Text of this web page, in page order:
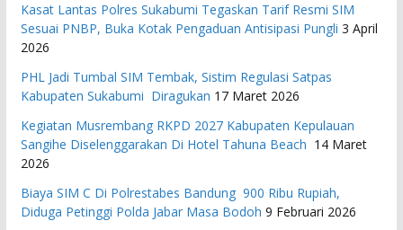
Kasat Lantas Polres Sukabumi Tegaskan Tarif Resmi SIM
Sesuai PNBP, Buka Kotak Pengaduan Antisipasi Pungli 3 April
2026
PHL Jadi Tumbal SIM Tembak, Sistim Regulasi Satpas
Kabupaten Sukabumi Diragukan 17 Maret 2026
Kegiatan Musrembang RKPD 2027 ​Kabupaten Kepulauan
Sangihe Diselenggarakan Di Hotel Tahuna Beach 14 Maret
2026
Biaya SIM C Di Polrestabes Bandung 900 Ribu Rupiah,
Diduga Petinggi Polda Jabar Masa Bodoh 9 Februari 2026